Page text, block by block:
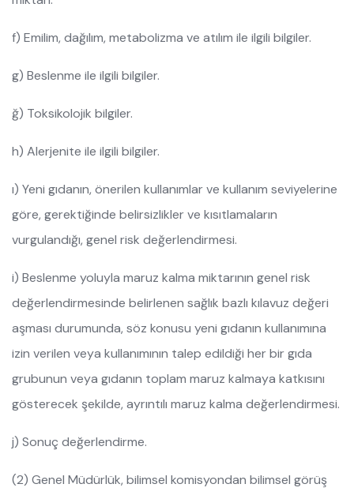
f) Emilim, dağılım, metabolizma ve atılım ile ilgili bilgiler.
g) Beslenme ile ilgili bilgiler.
ğ) Toksikolojik bilgiler.
h) Alerjenite ile ilgili bilgiler.
ı) Yeni gıdanın, önerilen kullanımlar ve kullanım seviyelerine
göre, gerektiğinde belirsizlikler ve kısıtlamaların
vurgulandığı, genel risk değerlendirmesi.
i) Beslenme yoluyla maruz kalma miktarının genel risk
değerlendirmesinde belirlenen sağlık bazlı kılavuz değeri
aşması durumunda, söz konusu yeni gıdanın kullanımına
izin verilen veya kullanımının talep edildiği her bir gıda
grubunun veya gıdanın toplam maruz kalmaya katkısını
gösterecek şekilde, ayrıntılı maruz kalma değerlendirmesi.
j) Sonuç değerlendirme.
(2) Genel Müdürlük, bilimsel komisyondan bilimsel görüş